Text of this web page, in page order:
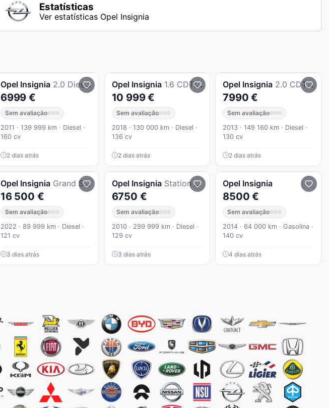
Estatísticas
Ver estatísticas Opel Insignia
Opel Insignia 2.0 Diesel 160CV Impecável Motor de Corrente
6999 €
Sem avaliação
2011 · 139 999 km · Diesel ·
160 cv
2 dias atrás
Opel Insignia 1.6 CDTI executive S/S
10 999 €
Sem avaliação
2018 · 130 000 km · Diesel ·
136 cv
2 dias atrás
Opel Insignia 2.0 CDTI Cosmo S/S
7990 €
Sem avaliação
2013 · 149 160 km · Diesel ·
130 cv
2 dias atrás
Opel Insignia Grand Sport 1.5 dci
16 500 €
Sem avaliação
2022 · 89 999 km · Diesel ·
121 cv
3 dias atrás
Opel Insignia Station Wagon
6750 €
Sem avaliação
2010 · 299 999 km · Diesel ·
129 cv
3 dias atrás
Opel Insignia
8500 €
Sem avaliação
2014 · 64 000 km · Gasolina ·
140 cv
4 dias atrás